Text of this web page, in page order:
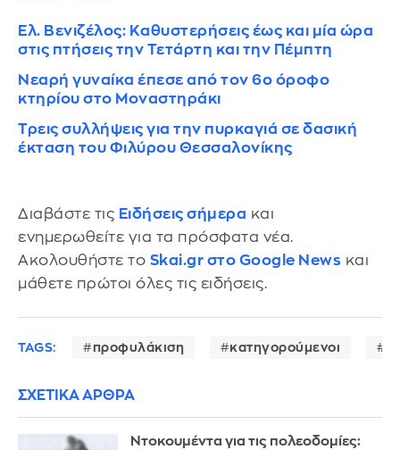
Ελ. Βενιζέλος: Καθυστερήσεις έως και μία ώρα
στις πτήσεις την Τετάρτη και την Πέμπτη
Νεαρή γυναίκα έπεσε από τον 6ο όροφο
κτηρίου στο Μοναστηράκι
Τρεις συλλήψεις για την πυρκαγιά σε δασική
έκταση του Φιλύρου Θεσσαλονίκης
Διαβάστε τις Ειδήσεις σήμερα και
ενημερωθείτε για τα πρόσφατα νέα.
Ακολουθήστε το Skai.gr στο Google News και
μάθετε πρώτοι όλες τις ειδήσεις.
TAGS: προφυλάκιση κατηγορούμενοι
ΣΧΕΤΙΚΑ ΑΡΘΡΑ
Ντοκουμέντα για τις πολεοδομίες: